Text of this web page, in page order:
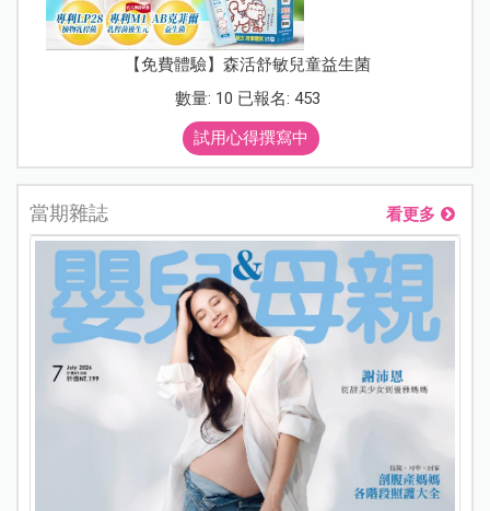
【免費體驗】森活舒敏兒童益生菌
數量: 10 已報名: 453
試用心得撰寫中
當期雜誌 看更多